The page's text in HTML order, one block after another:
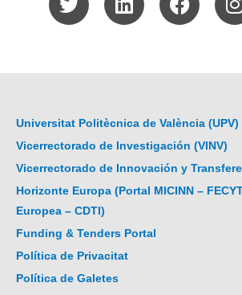
Universitat Politècnica de València (UPV)
Vicerrectorado de Investigación (VINV)
Vicerrectorado de Innovación y
Horizonte Europa (Portal MICINN –
Europea – CDTI)
Funding & Tenders Portal
Política de Privacitat
Política de Galetes